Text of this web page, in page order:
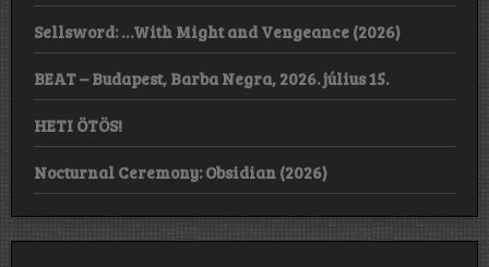
Sellsword: …With Might and Vengeance (2026)
BEAT – Budapest, Barba Negra, 2026. július 15.
HETI ÖTÖS!
Nocturnal Ceremony: Obsidian (2026)